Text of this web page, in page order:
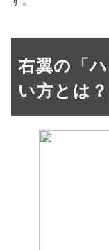
右翼の「
い方とは？